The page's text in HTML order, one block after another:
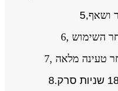
5,ושאף
השימוש
טעינה מלאה